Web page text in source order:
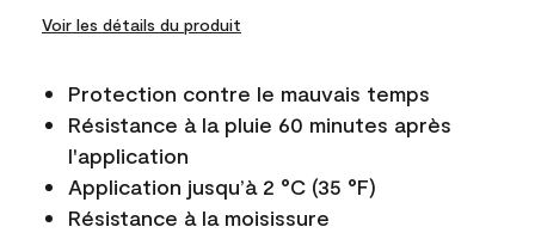
Voir les détails du produit
Protection contre le mauvais temps
Résistance à la pluie 60 minutes après
l'application
Application jusqu’à 2 °C (35 °F)
Résistance à la moisissure